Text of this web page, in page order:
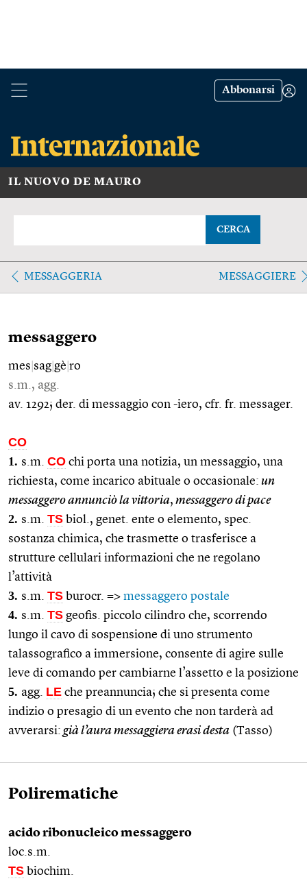
Abbonarsi
IL NUOVO DE MAURO
CERCA
MESSAGGERIA MESSAGGIERE
messaggero
mes sag gè ro
s.m., agg.
av. 1292; der. di messaggio con -iero, cfr. fr. messager.
CO
1. s.m. CO chi porta una notizia, un messaggio, una
richiesta, come incarico abituale o occasionale: un
messaggero annunciò la vittoria, messaggero di pace
2. s.m. TS biol., genet. ente o elemento, spec.
sostanza chimica, che trasmette o trasferisce a
strutture cellulari informazioni che ne regolano
l’attività
3. s.m. TS burocr. => messaggero postale
4. s.m. TS geofis. piccolo cilindro che, scorrendo
lungo il cavo di sospensione di uno strumento
talassografico a immersione, consente di agire sulle
leve di comando per cambiarne l’assetto e la posizione
5. agg. LE che preannuncia; che si presenta come
indizio o presagio di un evento che non tarderà ad
avverarsi: già l’aura messaggiera erasi desta (Tasso)
Polirematiche
acido ribonucleico messaggero
loc.s.m.
TS biochim.